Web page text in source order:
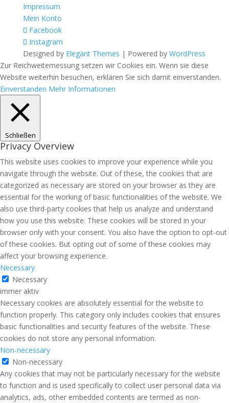
Impressum
Mein Konto
Facebook
Instagram
Designed by Elegant Themes | Powered by WordPress
Zur Reichweitemessung setzen wir Cookies ein. Wenn sie diese
Website weiterhin besuchen, erklären Sie sich damit einverstanden.
Einverstanden Mehr Informationen
Schließen
Privacy Overview
This website uses cookies to improve your experience while you
navigate through the website. Out of these, the cookies that are
categorized as necessary are stored on your browser as they are
essential for the working of basic functionalities of the website. We
also use third-party cookies that help us analyze and understand
how you use this website. These cookies will be stored in your
browser only with your consent. You also have the option to opt-out
of these cookies. But opting out of some of these cookies may
affect your browsing experience.
Necessary
Necessary
immer aktiv
Necessary cookies are absolutely essential for the website to
function properly. This category only includes cookies that ensures
basic functionalities and security features of the website. These
cookies do not store any personal information.
Non-necessary
Non-necessary
Any cookies that may not be particularly necessary for the website
to function and is used specifically to collect user personal data via
analytics, ads, other embedded contents are termed as non-